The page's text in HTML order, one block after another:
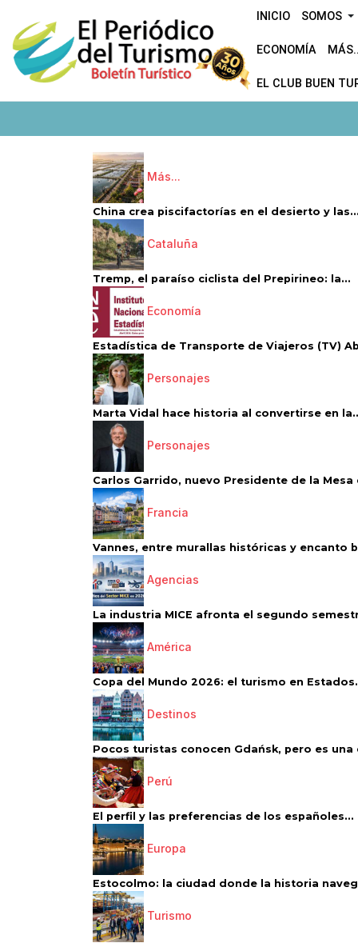
INICIO SOMOS
ECONOMÍA
EL CLUB BUEN
Más...
China crea piscifactorías en el desierto y las...
Cataluña
Tremp, el paraíso ciclista del Prepirineo: la...
Economía
Estadística de Transporte de Viajeros (TV)
Personajes
Marta Vidal hace historia al convertirse en
Personajes
Carlos Garrido, nuevo Presidente de la Mesa
Francia
Vannes, entre murallas históricas y encanto
Agencias
La industria MICE afronta el segundo
América
Copa del Mundo 2026: el turismo en
Destinos
Pocos turistas conocen Gdańsk, pero es una
Perú
El perfil y las preferencias de los españoles...
Europa
Estocolmo: la ciudad donde la historia
Turismo